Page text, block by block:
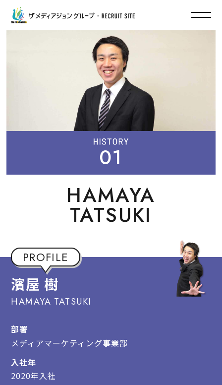
多田 歩
平藤 勇人
川上 菜摘
矢竹 千歩
RECRUIT
出版事業 / メディア営業職
01
HAMAYA
TATSUKI
PROFILE
濱屋 樹
HAMAYA TATSUKI
部署
メディアマーケティング事業部
入社年
2020年入社